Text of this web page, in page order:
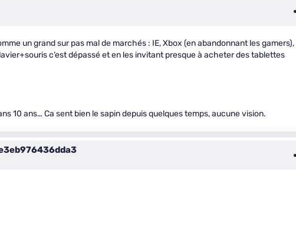
un grand sur pas mal de marchés : IE, Xbox (en abandonnant les gamers),
c’est dépassé et en les invitant presque à acheter des tablettes
10 ans… Ca sent bien le sapin depuis quelques temps, aucune vision.